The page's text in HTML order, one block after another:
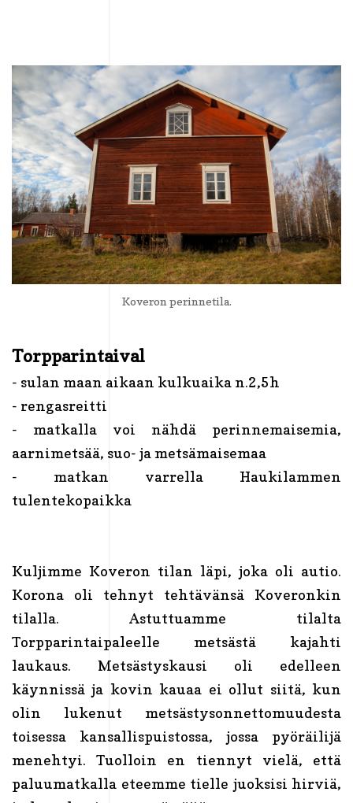
Koveron perinnetila.
Torpparintaival
- sulan maan aikaan kulkuaika n.2,5h
- rengasreitti
- matkalla voi nähdä perinnemaisemia,
aarnimetsää, suo- ja metsämaisemaa
- matkan varrella Haukilammen
tulentekopaikka
Kuljimme Koveron tilan läpi, joka oli autio.
Korona oli tehnyt tehtävänsä Koveronkin
tilalla. Astuttuamme tilalta
Torpparintaipaleelle metsästä kajahti
laukaus. Metsästyskausi oli edelleen
käynnissä ja kovin kauaa ei ollut siitä, kun
olin lukenut metsästysonnettomuudesta
toisessa kansallispuistossa, jossa pyöräilijä
menehtyi. Tuolloin en tiennyt vielä, että
paluumatkalla eteemme tielle juoksisi hirviä,